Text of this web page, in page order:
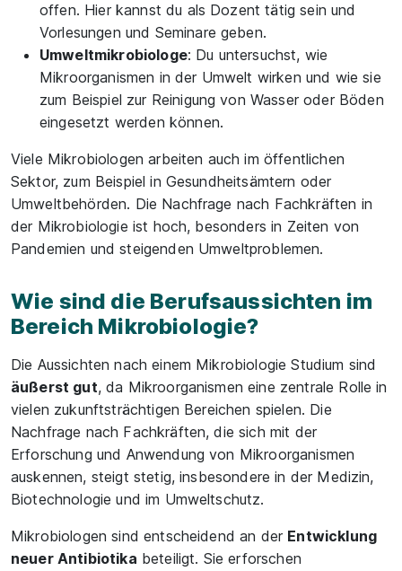
offen. Hier kannst du als Dozent tätig sein und
Vorlesungen und Seminare geben.
Umweltmikrobiologe: Du untersuchst, wie
Mikroorganismen in der Umwelt wirken und wie sie
zum Beispiel zur Reinigung von Wasser oder Böden
eingesetzt werden können.
Viele Mikrobiologen arbeiten auch im öffentlichen
Sektor, zum Beispiel in Gesundheitsämtern oder
Umweltbehörden. Die Nachfrage nach Fachkräften in
der Mikrobiologie ist hoch, besonders in Zeiten von
Pandemien und steigenden Umweltproblemen.
Wie sind die Berufsaussichten im
Bereich Mikrobiologie?
Die Aussichten nach einem Mikrobiologie Studium sind
äußerst gut, da Mikroorganismen eine zentrale Rolle in
vielen zukunftsträchtigen Bereichen spielen. Die
Nachfrage nach Fachkräften, die sich mit der
Erforschung und Anwendung von Mikroorganismen
auskennen, steigt stetig, insbesondere in der Medizin,
Biotechnologie und im Umweltschutz.
Mikrobiologen sind entscheidend an der Entwicklung
neuer Antibiotika beteiligt. Sie erforschen